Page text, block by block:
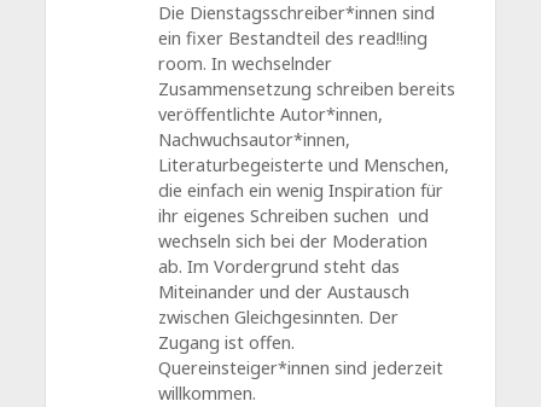
Die Dienstagsschreiber*innen sind
ein fixer Bestandteil des read!!ing
room. In wechselnder
Zusammensetzung schreiben bereits
veröffentlichte Autor*innen,
Nachwuchsautor*innen,
Literaturbegeisterte und Menschen,
die einfach ein wenig Inspiration für
ihr eigenes Schreiben suchen und
wechseln sich bei der Moderation
ab. Im Vordergrund steht das
Miteinander und der Austausch
zwischen Gleichgesinnten. Der
Zugang ist offen.
Quereinsteiger*innen sind jederzeit
willkommen.